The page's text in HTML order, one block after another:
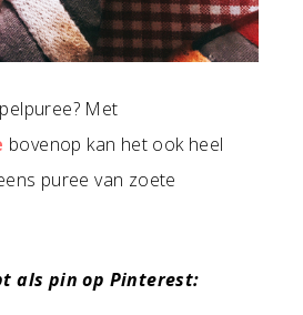
Met
bovenop kan het ook heel
puree van zoete
als pin op Pinterest: